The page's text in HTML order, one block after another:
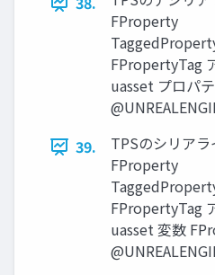
FProperty
FPropertyTag
uasset プロパ
39.
TPSのシリアラ
FProperty
FPropertyTag
uasset 変数